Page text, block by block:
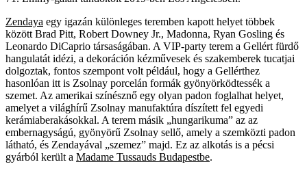
Zendaya egy igazán különleges teremben kapott helyet többek
között Brad Pitt, Robert Downey Jr., Madonna, Ryan Gosling és
Leonardo DiCaprio társaságában. A VIP-party terem a Gellért fürdő
hangulatát idézi, a dekoráción kézművesek és szakemberek tucatjai
dolgoztak, fontos szempont volt például, hogy a Gellérthez
hasonlóan itt is Zsolnay porcelán formák gyönyörködtessék a
szemet. Az amerikai színésznő egy olyan padon foglalhat helyet,
amelyet a világhírű Zsolnay manufaktúra díszített fel egyedi
kerámiaberakásokkal. A terem másik „hungarikuma” az az
embernagyságú, gyönyörű Zsolnay sellő, amely a szemközti padon
látható, és Zendayával „szemez” majd. Ez az alkotás is a pécsi
gyárból került a Madame Tussauds Budapestbe.